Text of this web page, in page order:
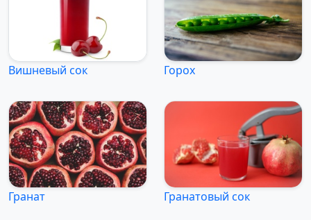
Вишневый сок Горох
Гранат Гранатовый сок